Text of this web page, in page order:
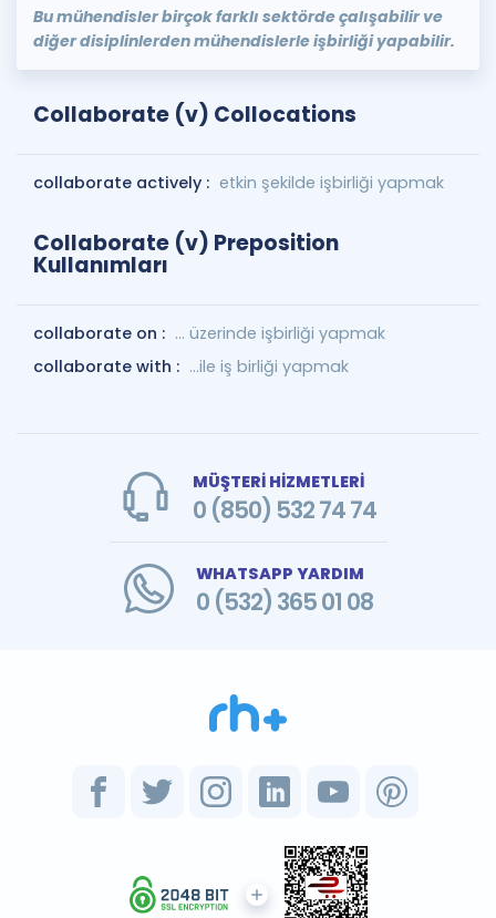
Bu mühendisler birçok farklı sektörde çalışabilir ve
diğer disiplinlerden mühendislerle işbirliği yapabilir.
Collaborate (v) Collocations
collaborate actively : etkin şekilde işbirliği yapmak
Collaborate (v) Preposition
Kullanımları
collaborate on : ... üzerinde işbirliği yapmak
collaborate with : ...ile iş birliği yapmak
MÜŞTERİ HİZMETLERİ
0 (850) 532 74 74
WHATSAPP YARDIM
0 (532) 365 01 08